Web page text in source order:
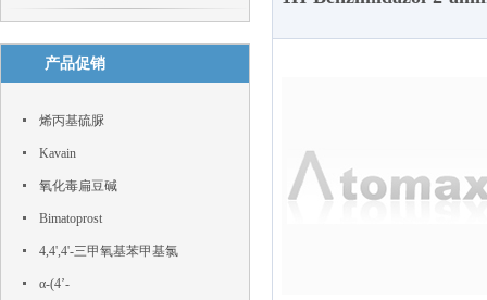
产品促销
烯丙基硫脲
Kavain
氧化毒扁豆碱
Bimatoprost
4,4',4'-三甲氧基苯甲基氯
α-(4’-